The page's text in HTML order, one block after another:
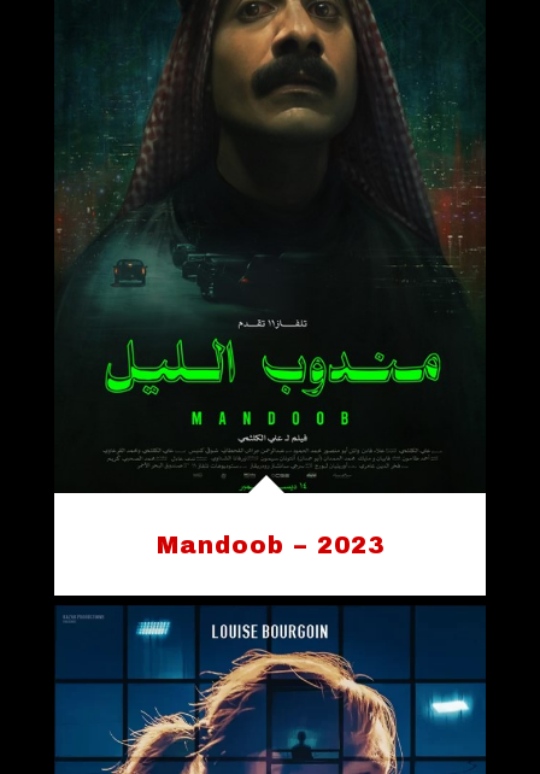
Mandoob – 2023